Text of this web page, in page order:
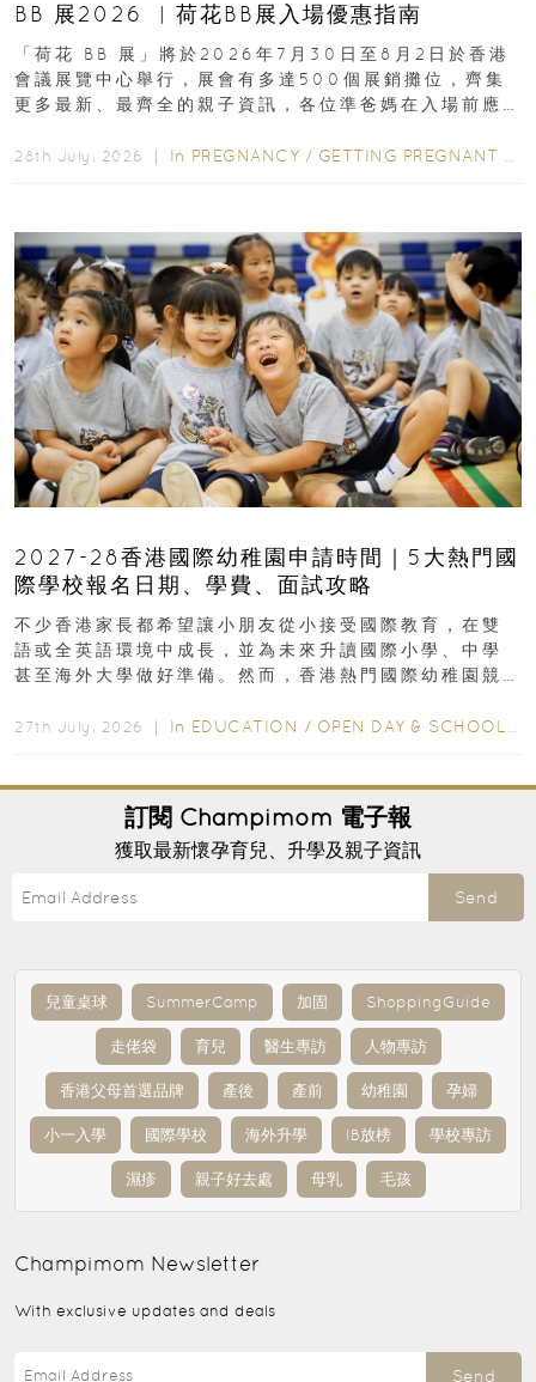
BB 展2026 ︳荷花BB展入場優惠指南
「荷花 BB 展」將於2026年7月30日至8月2日於香港
會議展覽中心舉行，展會有多達500個展銷攤位，齊集
更多最新、最齊全的親子資訊，各位準爸媽在入場前應
28th July, 2026 ｜ In PREGNANCY / GETTING PREGNANT
2027-28香港國際幼稚園申請時間｜5大熱門國
際學校報名日期、學費、面試攻略
不少香港家長都希望讓小朋友從小接受國際教育，在雙
語或全英語環境中成長，並為未來升讀國際小學、中學
甚至海外大學做好準備。然而，香港熱門國際幼稚園競
27th July, 2026 ｜ In EDUCATION / OPEN DAY & SCHOOL EVENTS
訂閱 Champimom 電子報
獲取最新懷孕育兒、升學及親子資訊
Send
兒童桌球 SummerCamp 加固 ShoppingGuide
走佬袋 育兒 醫生專訪 人物專訪
香港父母首選品牌 產後 產前 幼稚園 孕婦
小一入學 國際學校 海外升學 IB放榜 學校專訪
濕疹 親子好去處 母乳 毛孩
Champimom Newsletter
With exclusive updates and deals
Send